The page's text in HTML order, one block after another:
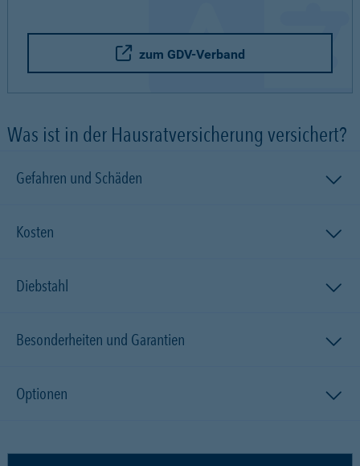
zum GDV-Verband
Was ist in der Hausratversicherung versichert?
Gefahren und Schäden
Kosten
Diebstahl
Besonderheiten und Garantien
Optionen